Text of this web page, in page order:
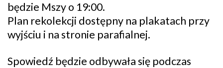
będzie Mszy o 19:00.
Plan rekolekcji dostępny na plakatach przy
wyjściu i na stronie parafialnej.
Spowiedź będzie odbywała się podczas